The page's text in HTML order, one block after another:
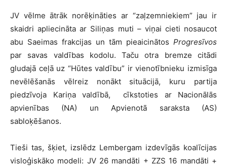
JV vēlme ātrāk norēķināties ar “zaļzemniekiem” jau ir
skaidri apliecināta ar Siliņas muti – viņai cieti nosaucot
abu Saeimas frakcijas un tām pieaicinātos Progresīvos
par savas valdības kodolu. Taču otra bremze citādi
gludajā ceļā uz “Hūtes valdību” ir vienotībnieku izmisīga
nevēlēšanās vēlreiz nonākt situācijā, kuru partija
piedzīvoja Kariņa valdībā, cīkstoties ar Nacionālās
apvienības (NA) un Apvienotā saraksta (AS)
sabloķēšanos.
Tieši tas, šķiet, izslēdz Lembergam izdevīgās koalīcijas
visloģiskāko modeli: JV 26 mandāti + ZZS 16 mandāti +